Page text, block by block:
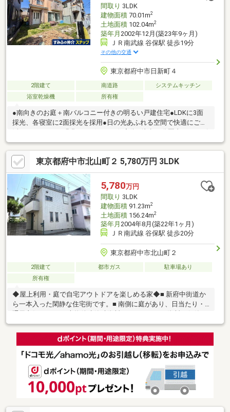
ださい。
間取り 3LDK
建物面積70.01m2
土地面積102.04m2
築年月 2002年12月(築23年9ヶ月)
ＪＲ南武線 谷保駅 徒歩19分
その他の交通
東京都府中市日新町４
2階建て 南道路
システムキッチン
浴室乾燥機
所有権
●南向きのお庭＋南バルコニー付きの明るい戸建住宅●LDKに3面
採光、各寝室に2面採光を採用●日の光あふれる空間で快適にご生
活いただけます○緑豊かで穏やかな住宅街○徒歩10分圏内にコンビ
ニ、スーパー、ショッピングセンターあり○小学校まで徒歩6分で
子育てにも便利です＊充実した物件設備＊・家事の時短を叶える
「食洗機」・雨の日も洗濯物を干せる「浴室換気乾燥機」・大き
なアイテムも収納できる「小屋裏収納」・洗車にも使える「屋外
水栓」
東京都府中市北山町２ 5,780万円 3LDK
5,780万円
間取り 3LDK
建物面積91.23m2
土地面積156.24m2
築年月 2004年8月(築22年1ヶ月)
ＪＲ南武線 谷保駅 徒歩20分
東京都府中市北山町２
2階建て 都市ガス
駐車場あり
所有権
◆屋上利用・庭で自宅アウトドアを楽しめる家◆■ 新府中街道か
ら一本入った閑静な住宅街です。■ 南側に庭があり、日当たり・
ております。・ 60年点検システム、継承できます。■ 売主にて室
内ハウスクリーニング実施済です。